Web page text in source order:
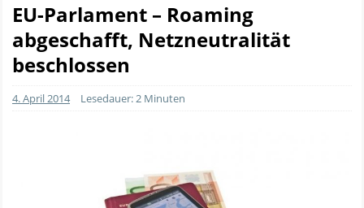
EU-Parlament – Roaming
abgeschafft, Netzneutralität
beschlossen
4. April 2014 Lesedauer: 2 Minuten